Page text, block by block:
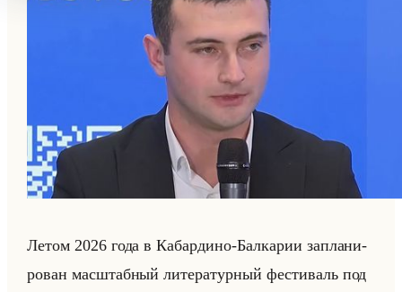
Летом 2026 года в Ка­бар­ди­но-Бал­ка­рии за­пла­ни­
ро­ван мас­штаб­ный ли­те­ра­тур­ный фе­сти­валь под